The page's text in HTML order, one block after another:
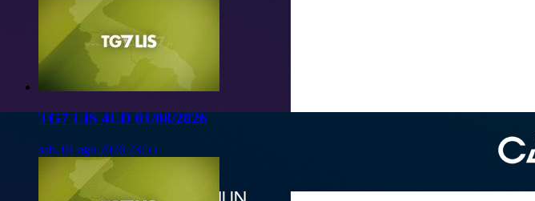
TG7 LIS 4ED 01/08/2026
sab, 01 ago 2026 23:55